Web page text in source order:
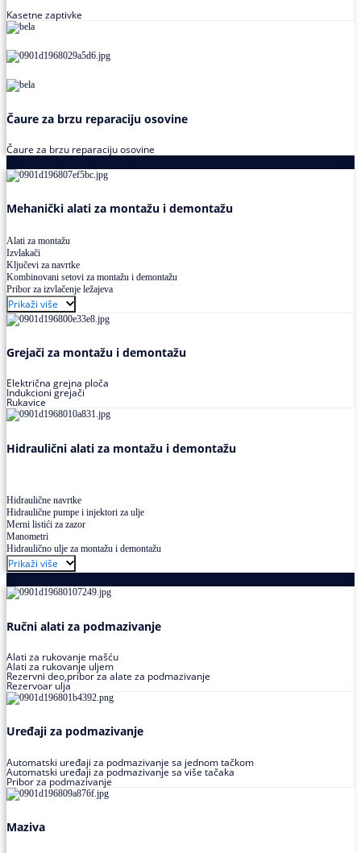
Kasetne zaptivke
Čaure za brzu reparaciju osovine
Čaure za brzu reparaciju osovine
Mehanički alati za montažu i demontažu
Alati za montažu
Izvlakači
Ključevi za navrtke
Kombinovani setovi za montažu i demontažu
Pribor za izvlačenje ležajeva
Prikaži više
Grejači za montažu i demontažu
Električna grejna ploča
Indukcioni grejači
Rukavice
Hidraulični alati za montažu i demontažu
Hidraulične navrtke
Hidraulične pumpe i injektori za ulje
Merni listići za zazor
Manometri
Hidraulično ulje za montažu i demontažu
Prikaži više
Ručni alati za podmazivanje
Alati za rukovanje mašću
Alati za rukovanje uljem
Rezervni deo,pribor za alate za podmazivanje
Rezervoar ulja
Uređaji za podmazivanje
Automatski uređaji za podmazivanje sa jednom tačkom
Automatski uređaji za podmazivanje sa više tačaka
Pribor za podmazivanje
Maziva